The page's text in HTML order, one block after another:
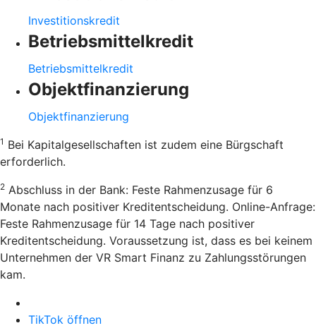
Investitionskredit
Betriebsmittelkredit
Betriebsmittelkredit
Objektfinanzierung
Objektfinanzierung
1 Bei Kapitalgesellschaften ist zudem eine Bürgschaft
erforderlich.
2 Abschluss in der Bank: Feste Rahmenzusage für 6
Monate nach positiver Kreditentscheidung. Online-Anfrage:
Feste Rahmenzusage für 14 Tage nach positiver
Kreditentscheidung. Voraussetzung ist, dass es bei keinem
Unternehmen der VR Smart Finanz zu Zahlungsstörungen
kam.
TikTok öffnen